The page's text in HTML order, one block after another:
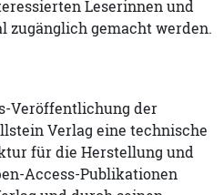
Leserinnen und
zugänglich gemacht werden.
Veröffentlichung der
Verlag eine technische
für die Herstellung und
Access-Publikationen